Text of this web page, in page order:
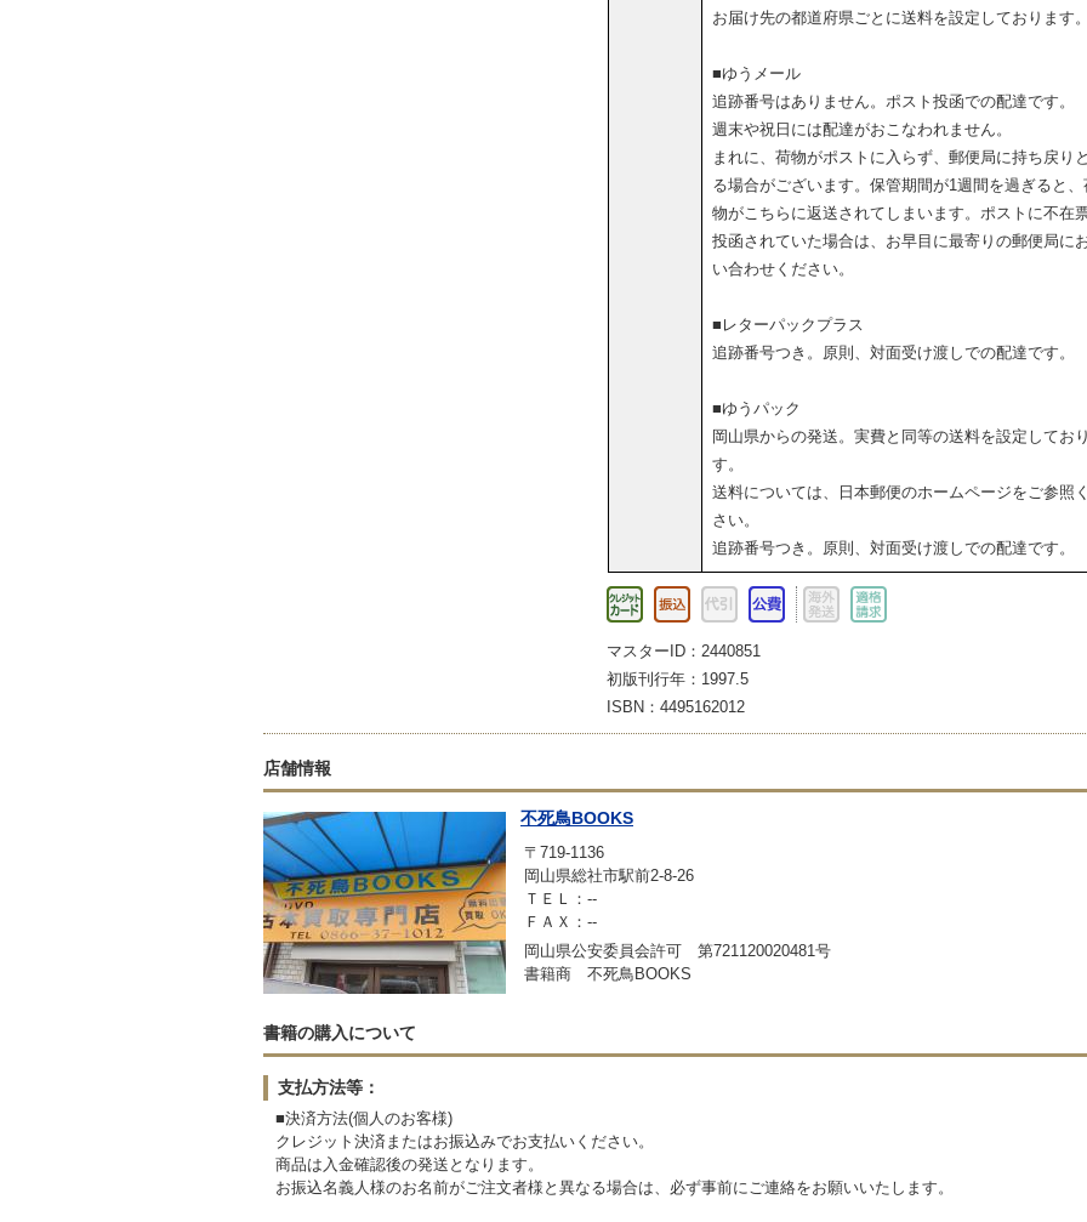
お届け先の都道府県ごとに送料を設定しております。
■ゆうメール
追跡番号はありません。ポスト投函での配達です。
週末や祝日には配達がおこなわれません。
まれに、荷物がポストに入らず、郵便局に持ち戻り
る場合がございます。保管期間が1週間を過ぎると、
物がこちらに返送されてしまいます。ポストに不在
投函されていた場合は、お早目に最寄りの郵便局に
い合わせください。
■レターパックプラス
追跡番号つき。原則、対面受け渡しでの配達です。
■ゆうパック
岡山県からの発送。実費と同等の送料を設定してお
す。
送料については、日本郵便のホームページをご参照
さい。
追跡番号つき。原則、対面受け渡しでの配達です。
マスターID：2440851
初版刊行年：1997.5
ISBN：4495162012
店舗情報
不死鳥BOOKS
〒719-1136
岡山県総社市駅前2-8-26
ＴＥＬ：--
ＦＡＸ：--
岡山県公安委員会許可 第721120020481号
書籍商 不死鳥BOOKS
書籍の購入について
支払方法等：
■決済方法(個人のお客様)
クレジット決済またはお振込みでお支払いください。
商品は入金確認後の発送となります。
お振込名義人様のお名前がご注文者様と異なる場合は、必ず事前にご連絡をお願いいたします。